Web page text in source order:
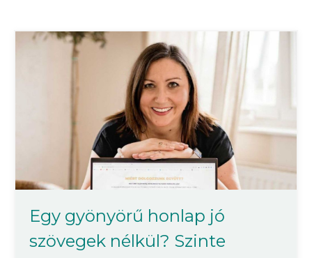
Egy gyönyörű honlap jó
szövegek nélkül? Szinte